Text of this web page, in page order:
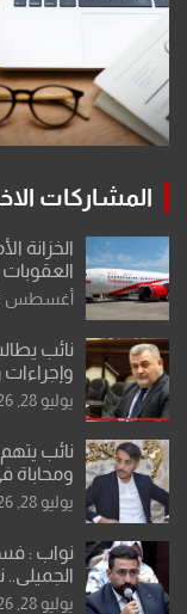
المشاركات
الخزانة
أغسطس 5, 2026
نائب
وإجراءات
العام”.
يوليو 28, 2026
نائب
ومحاباة
يوليو 28, 2026
نواب :
معدات
يوليو 28, 2026